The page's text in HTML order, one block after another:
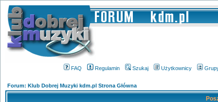
FAQ Regulamin Szukaj Użytkownicy
Forum: Klub Dobrej Muzyki kdm.pl Strona Główna